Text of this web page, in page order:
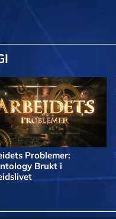
Problemer:
Brukt i